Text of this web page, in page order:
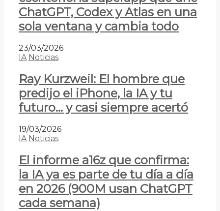
ChatGPT, Codex y Atlas en una
sola ventana y cambia todo
23/03/2026
IA Noticias
Ray Kurzweil: El hombre que
predijo el iPhone, la IA y tu
futuro… y casi siempre acertó
19/03/2026
IA Noticias
El informe a16z que confirma:
la IA ya es parte de tu día a día
en 2026 (900M usan ChatGPT
cada semana)